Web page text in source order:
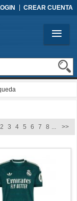
CREAR CUENTA
2 3 4 5 6 7 8 ... >>